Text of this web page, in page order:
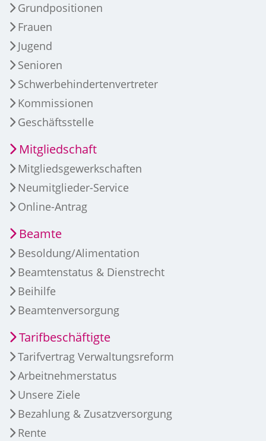
Grundpositionen
Frauen
Jugend
Senioren
Schwerbehindertenvertreter
Kommissionen
Geschäftsstelle
Mitgliedschaft
Mitgliedsgewerkschaften
Neumitglieder-Service
Online-Antrag
Beamte
Besoldung/Alimentation
Beamtenstatus & Dienstrecht
Beihilfe
Beamtenversorgung
Tarifbeschäftigte
Tarifvertrag Verwaltungsreform
Arbeitnehmerstatus
Unsere Ziele
Bezahlung & Zusatzversorgung
Rente